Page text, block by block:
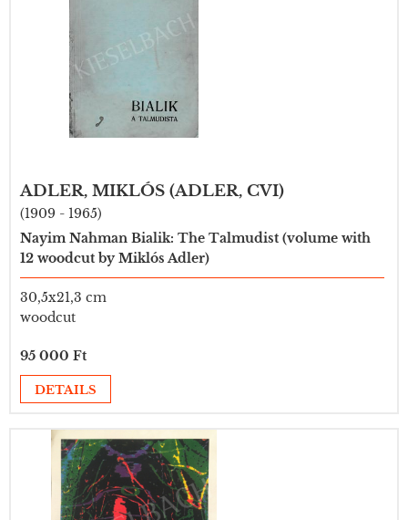
ADLER, MIKLÓS (ADLER, CVI)
(1909 - 1965)
Nayim Nahman Bialik: The Talmudist (volume with
12 woodcut by Miklós Adler)
30,5x21,3 cm
woodcut
95 000 Ft
DETAILS